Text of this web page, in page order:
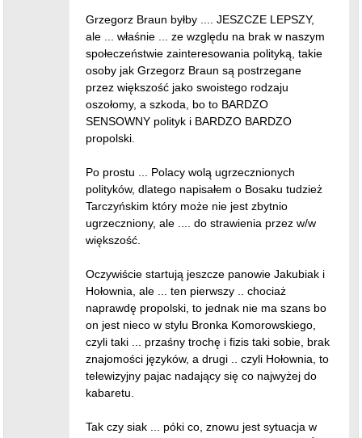
Grzegorz Braun byłby .... JESZCZE LEPSZY,
ale ... właśnie ... ze względu na brak w naszym
społeczeństwie zainteresowania polityką, takie
osoby jak Grzegorz Braun są postrzegane
przez większość jako swoistego rodzaju
oszołomy, a szkoda, bo to BARDZO
SENSOWNY polityk i BARDZO BARDZO
propolski.
Po prostu ... Polacy wolą ugrzecznionych
polityków, dlatego napisałem o Bosaku tudzież
Tarczyńskim który może nie jest zbytnio
ugrzeczniony, ale .... do strawienia przez w/w
większość.
Oczywiście startują jeszcze panowie Jakubiak i
Hołownia, ale ... ten pierwszy .. chociaż
naprawdę propolski, to jednak nie ma szans bo
on jest nieco w stylu Bronka Komorowskiego,
czyli taki ... przaśny trochę i fizis taki sobie, brak
znajomości języków, a drugi .. czyli Hołownia, to
telewizyjny pajac nadający się co najwyżej do
kabaretu.
Tak czy siak ... póki co, znowu jest sytuacja w